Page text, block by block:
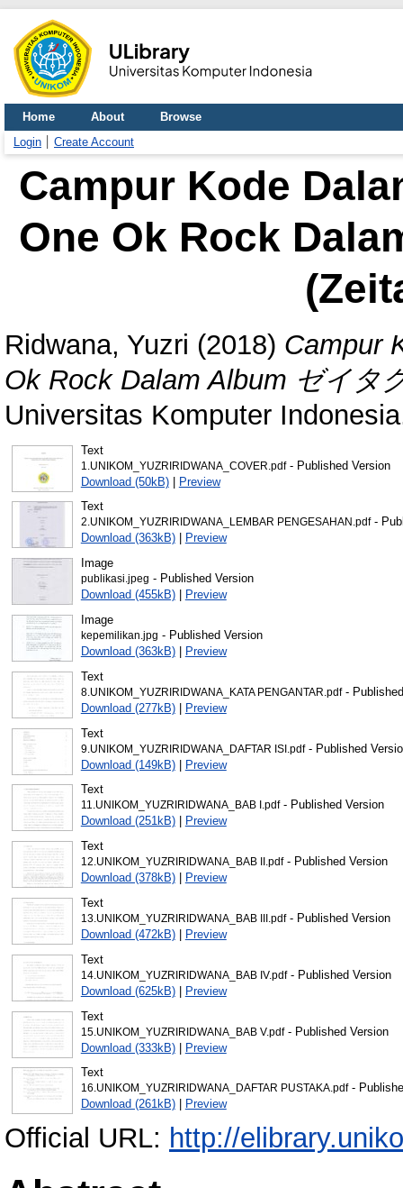
Home About
Browse
Login
Create Account
Campur Kode
One Ok Rock
Ridwana, Yuzri (2018) Campur
Ok Rock Dalam Album ゼイタ
Universitas Komputer
Text
1.UNIKOM_YUZRIRIDWANA_COVER.pdf- Published Version
Download (50kB)| Preview
Text
2.UNIKOM_YUZRIRIDWANA_LEMBAR PENGESAHAN.pdf-
Download (363kB)|
Preview
Image
publikasi.jpeg - Published Version
Download (455kB)|
Preview
Image
kepemilikan.jpg - Published Version
Download (363kB)|
Preview
Text
8.UNIKOM_YUZRIRIDWANA_KATA PENGANTAR.pdf-
Download (277kB)|
Preview
Text
9.UNIKOM_YUZRIRIDWANA_DAFTAR ISI.pdf- Published
Download (149kB)| Preview
Text
11.UNIKOM_YUZRIRIDWANA_BAB I.pdf- Published Version
Download (251kB)|
Preview
Text
12.UNIKOM_YUZRIRIDWANA_BAB II.pdf- Published Version
Download (378kB)|
Preview
Text
13.UNIKOM_YUZRIRIDWANA_BAB III.pdf- Published Version
Download (472kB)|
Preview
Text
14.UNIKOM_YUZRIRIDWANA_BAB IV.pdf- Published Version
Download (625kB)|
Preview
Text
15.UNIKOM_YUZRIRIDWANA_BAB V.pdf- Published Version
Download (333kB)| Preview
Text
16.UNIKOM_YUZRIRIDWANA_DAFTAR PUSTAKA.pdf-
Download (261kB)| Preview
Official URL: http://